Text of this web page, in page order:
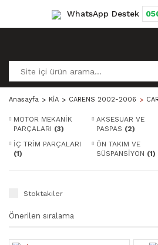
WhatsApp Destek
Anasayfa KİA CARENS 2002-2006
MOTOR MEKANİK
PARÇALARI (3)
AKSESUAR VE
PASPAS (2)
İÇ TRİM PARÇALARI
(1)
ÖN TAKIM VE
SÜSPANSİYON (1)
Stoktakiler